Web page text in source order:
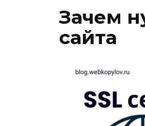
Зачем
сайта